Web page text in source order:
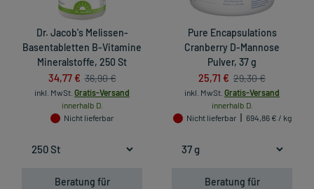
Dr. Jacob's Melissen-
Basentabletten B-Vitamine
Mineralstoffe, 250 St
34,77 € 36,90 €
inkl. MwSt. Gratis-Versand
innerhalb D.
Nicht lieferbar
Beratung für
Pure Encapsulations
Cranberry D-Mannose
Pulver, 37 g
25,71 € 29,30 €
inkl. MwSt. Gratis-Versand
innerhalb D.
Nicht lieferbar
694,86 € / kg
Beratung für